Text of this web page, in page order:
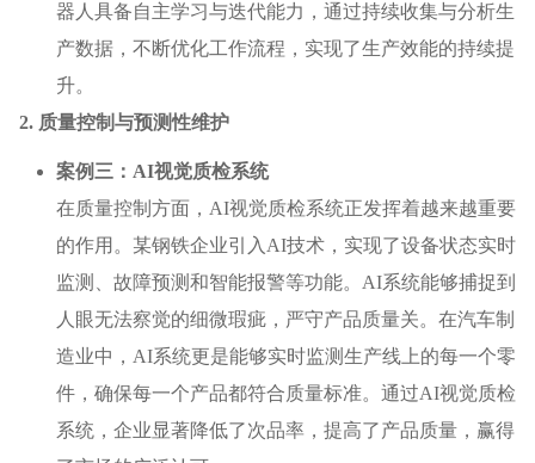
器人具备自主学习与迭代能力，通过持续收集与分析生
产数据，不断优化工作流程，实现了生产效能的持续提
升。
2. 质量控制与预测性维护
案例三：AI视觉质检系统
在质量控制方面，AI视觉质检系统正发挥着越来越重要
的作用。某钢铁企业引入AI技术，实现了设备状态实时
监测、故障预测和智能报警等功能。AI系统能够捕捉到
人眼无法察觉的细微瑕疵，严守产品质量关。在汽车制
造业中，AI系统更是能够实时监测生产线上的每一个零
件，确保每一个产品都符合质量标准。通过AI视觉质检
系统，企业显著降低了次品率，提高了产品质量，赢得